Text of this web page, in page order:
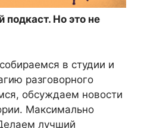
Но это не
в студии и
разговорного
обсуждаем новости
Максимально
лучший